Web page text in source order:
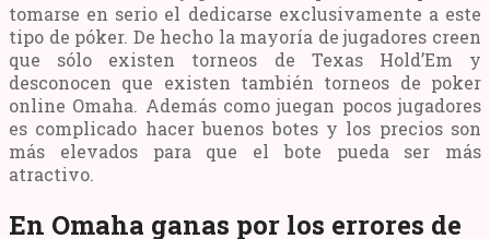
tomarse en serio el dedicarse exclusivamente a este
tipo de póker. De hecho la mayoría de jugadores creen
que sólo existen torneos de Texas Hold’Em y
desconocen que existen también torneos de poker
online Omaha. Además como juegan pocos jugadores
es complicado hacer buenos botes y los precios son
más elevados para que el bote pueda ser más
atractivo.
En Omaha ganas por los errores de